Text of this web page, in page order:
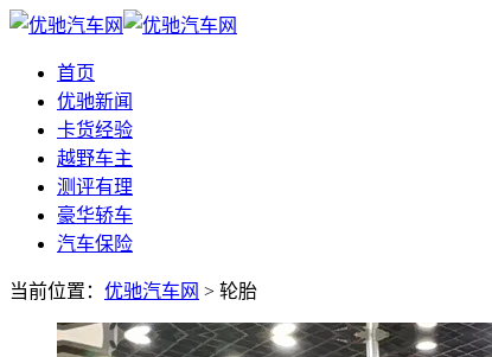
首页
优驰新闻
卡货经验
越野车主
测评有理
豪华轿车
汽车保险
当前位置： 优驰汽车网 > 轮胎